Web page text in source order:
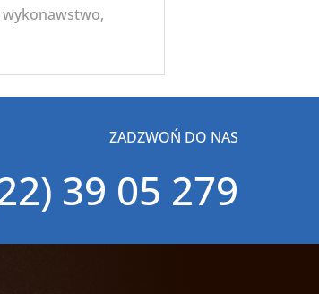
wykonawstwo,
ZADZWOŃ DO NAS
39 05 279